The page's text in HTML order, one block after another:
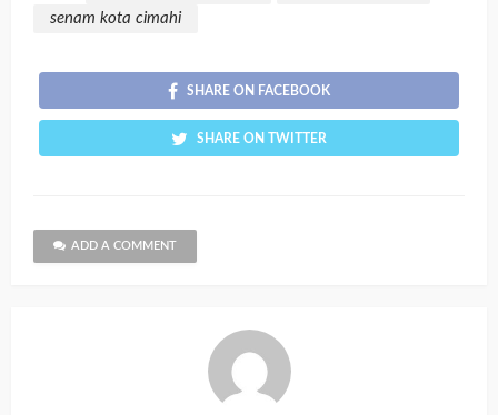
senam kota cimahi
SHARE ON FACEBOOK
SHARE ON TWITTER
ADD A COMMENT